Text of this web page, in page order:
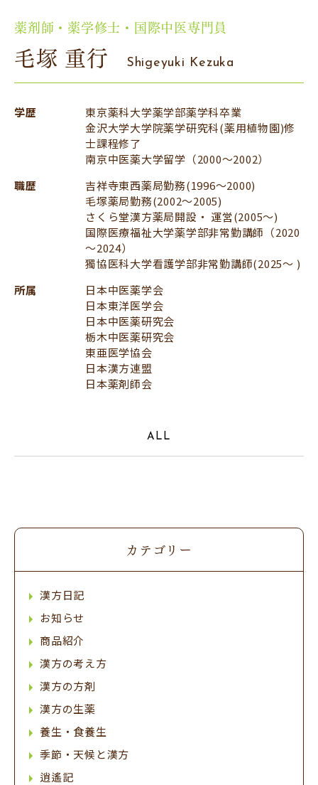
薬剤師・薬学修士・国際中医専門員
毛塚 重行 Shigeyuki Kezuka
学歴
東京薬科大学薬学部薬学科卒業
金沢大学大学院薬学研究科(薬用植物園)修
士課程修了
南京中医薬大学留学（2000～2002）
職歴
吉祥寺東西薬局勤務(1996～2000)
毛塚薬局勤務(2002～2005)
さくら堂漢方薬局開設・ 運営(2005〜)
国際医療福祉大学薬学部非常勤講師（2020
～2024）
獨協医科大学看護学部非常勤講師(2025〜 )
所属
日本中医薬学会
日本東洋医学会
日本中医薬研究会
栃木中医薬研究会
東亜医学協会
日本漢方連盟
日本薬剤師会
ALL
カテゴリー
漢方日記
お知らせ
商品紹介
漢方の考え方
漢方の方剤
漢方の生薬
養生・食養生
季節・天候と漢方
逍遙記